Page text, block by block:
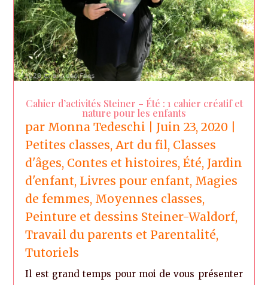
Cahier d’activités Steiner – Été : 1 cahier créatif et
nature pour les enfants
par Monna Tedeschi Juin 23, 2020
Petites classes, Art du fil, Classes
d'âges, Contes et histoires,Été, Jardin
d'enfant, Livres pour enfant, Magies
de femmes, Moyennes classes,
Peinture et dessins Steiner-Waldorf,
Travail du parents et Parentalité,
Tutoriels
Il est grand temps pour moi de vous présenter